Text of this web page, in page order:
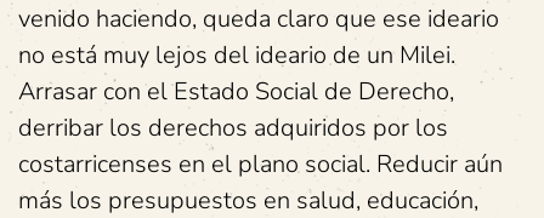
venido haciendo, queda claro que ese ideario
no está muy lejos del ideario de un Milei.
Arrasar con el Estado Social de Derecho,
derribar los derechos adquiridos por los
costarricenses en el plano social. Reducir aún
más los presupuestos en salud, educación,